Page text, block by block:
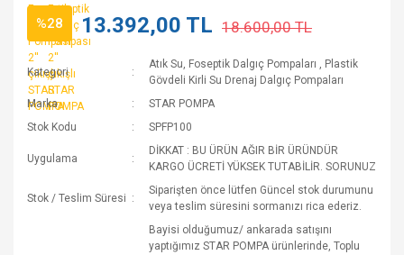
%28 13.392,00 TL 18.600,00 TL
Kategori
Atık Su, Foseptik Dalgıç Pompaları , Plastik
Gövdeli Kirli Su Drenaj Dalgıç Pompaları
Marka
STAR POMPA
Stok Kodu
SPFP100
Uygulama
DİKKAT : BU ÜRÜN AĞIR BİR ÜRÜNDÜR
KARGO ÜCRETİ YÜKSEK TUTABİLİR. SORUNUZ
Stok / Teslim Süresi
Siparişten önce lütfen Güncel stok durumunu
veya teslim süresini sormanızı rica ederiz.
Bayisi olduğumuz/ ankarada satışını
yaptığımız STAR POMPA ürünlerinde, Toplu